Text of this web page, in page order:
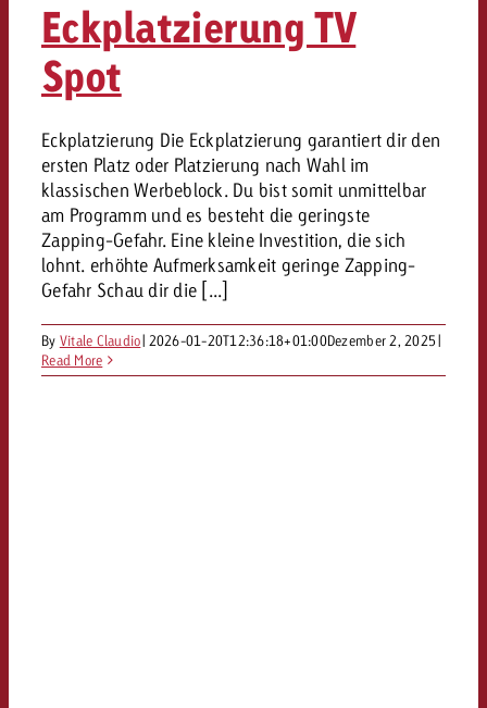
Eckplatzierung TV
Spot
Eckplatzierung Die Eckplatzierung garantiert dir den
ersten Platz oder Platzierung nach Wahl im
klassischen Werbeblock. Du bist somit unmittelbar
am Programm und es besteht die geringste
Zapping-Gefahr. Eine kleine Investition, die sich
lohnt. erhöhte Aufmerksamkeit geringe Zapping-
Gefahr Schau dir die [...]
By Vitale Claudio| 2026-01-20T12:36:18+01:00Dezember 2, 2025|
Read More